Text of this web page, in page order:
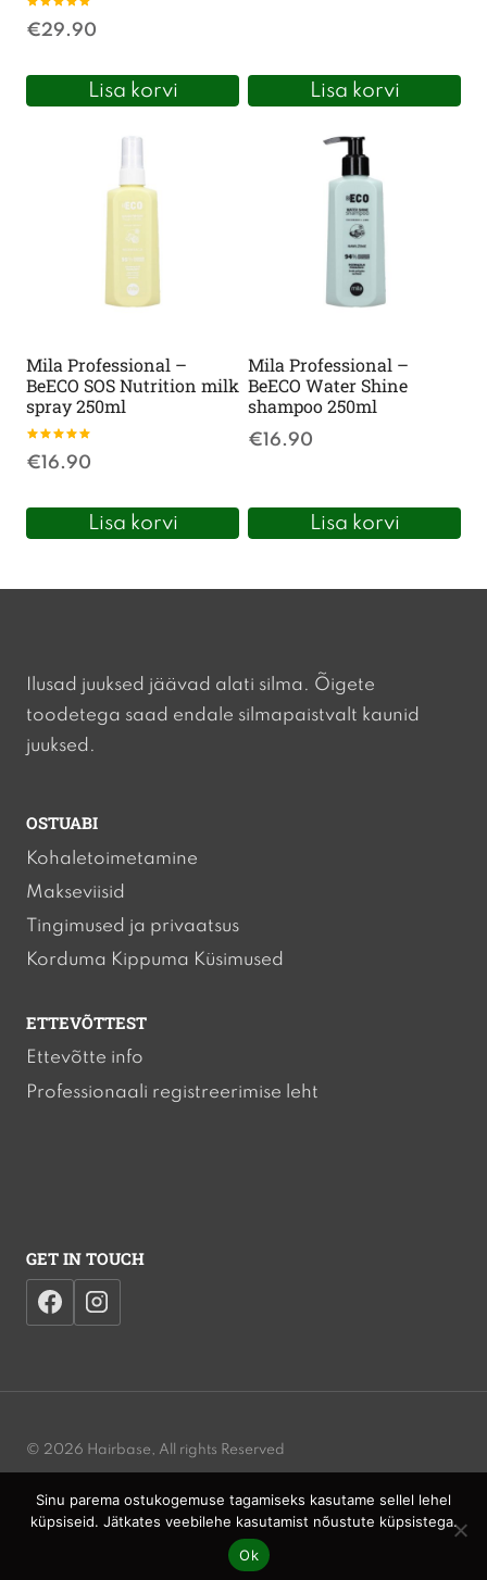
Hinnanguga
5.00
€29.90
Lisa korvi Lisa korvi
Mila Professional –
BeECO SOS Nutrition milk
spray 250ml
Hinnanguga
5.00
€16.90
Lisa korvi
Mila Professional –
BeECO Water Shine
shampoo 250ml
€16.90
Lisa korvi
Ilusad juuksed jäävad alati silma. Õigete
toodetega saad endale silmapaistvalt kaunid
juuksed.
OSTUABI
Kohaletoimetamine
Makseviisid
Tingimused ja privaatsus
Korduma Kippuma Küsimused
ETTEVÕTTEST
Ettevõtte info
Professionaali registreerimise leht
GET IN TOUCH
© 2026 Hairbase, All rights Reserved
Privacy Policy | Cookies Policy | Terms and Conditions | Website
Accessibility
Sinu parema ostukogemuse tagamiseks kasutame sellel lehel
küpsiseid. Jätkates veebilehe kasutamist nõustute küpsistega.
Ok